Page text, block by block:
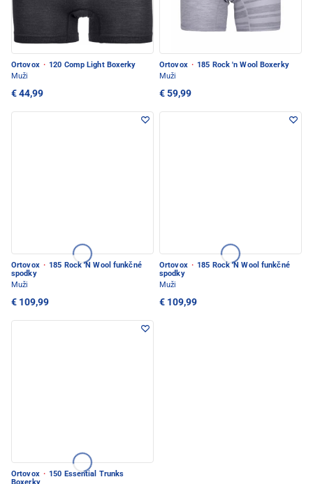
Ortovox · 120 Comp Light Boxerky
Muži
€ 44,99
Ortovox · 185 Rock 'n Wool Boxerky
Muži
€ 59,99
Ortovox · 185 Rock 'N Wool funkčné
spodky
Muži
€ 109,99
Ortovox · 185 Rock 'N Wool funkčné
spodky
Muži
€ 109,99
Ortovox · 150 Essential Trunks